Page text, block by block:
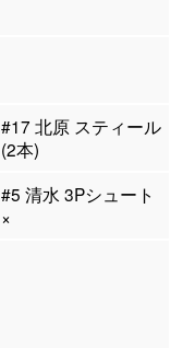
#17 北原 スティール
(2本)
#5 清水 3Pシュート
×